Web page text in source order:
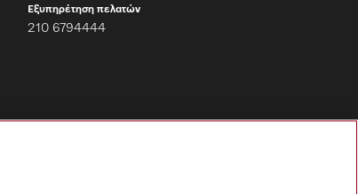
Εξυπηρέτηση πελατών
210 6794444